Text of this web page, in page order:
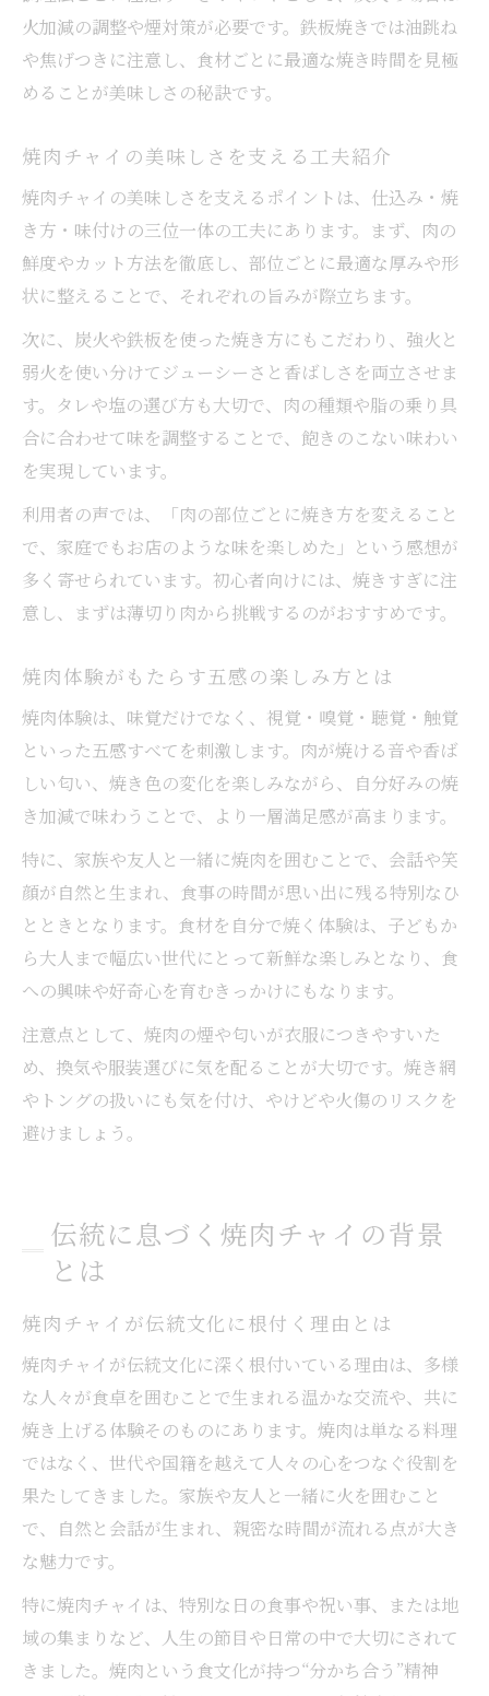
火加減の調整や煙対策が必要です。鉄板焼きでは油跳ね
や焦げつきに注意し、食材ごとに最適な焼き時間を見極
めることが美味しさの秘訣です。
焼肉チャイの美味しさを支える工夫紹介
焼肉チャイの美味しさを支えるポイントは、仕込み・焼
き方・味付けの三位一体の工夫にあります。まず、肉の
鮮度やカット方法を徹底し、部位ごとに最適な厚みや形
状に整えることで、それぞれの旨みが際立ちます。
次に、炭火や鉄板を使った焼き方にもこだわり、強火と
弱火を使い分けてジューシーさと香ばしさを両立させま
す。タレや塩の選び方も大切で、肉の種類や脂の乗り具
合に合わせて味を調整することで、飽きのこない味わい
を実現しています。
利用者の声では、「肉の部位ごとに焼き方を変えること
で、家庭でもお店のような味を楽しめた」という感想が
多く寄せられています。初心者向けには、焼きすぎに注
意し、まずは薄切り肉から挑戦するのがおすすめです。
焼肉体験がもたらす五感の楽しみ方とは
焼肉体験は、味覚だけでなく、視覚・嗅覚・聴覚・触覚
といった五感すべてを刺激します。肉が焼ける音や香ば
しい匂い、焼き色の変化を楽しみながら、自分好みの焼
き加減で味わうことで、より一層満足感が高まります。
特に、家族や友人と一緒に焼肉を囲むことで、会話や笑
顔が自然と生まれ、食事の時間が思い出に残る特別なひ
とときとなります。食材を自分で焼く体験は、子どもか
ら大人まで幅広い世代にとって新鮮な楽しみとなり、食
への興味や好奇心を育むきっかけにもなります。
注意点として、焼肉の煙や匂いが衣服につきやすいた
め、換気や服装選びに気を配ることが大切です。焼き網
やトングの扱いにも気を付け、やけどや火傷のリスクを
避けましょう。
伝統に息づく焼肉チャイの背景
とは
焼肉チャイが伝統文化に根付く理由とは
焼肉チャイが伝統文化に深く根付いている理由は、多様
な人々が食卓を囲むことで生まれる温かな交流や、共に
焼き上げる体験そのものにあります。焼肉は単なる料理
ではなく、世代や国籍を越えて人々の心をつなぐ役割を
果たしてきました。家族や友人と一緒に火を囲むこと
で、自然と会話が生まれ、親密な時間が流れる点が大き
な魅力です。
特に焼肉チャイは、特別な日の食事や祝い事、または地
域の集まりなど、人生の節目や日常の中で大切にされて
きました。焼肉という食文化が持つ“分かち合う”精神